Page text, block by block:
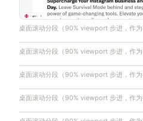
桌面首屏（hero）